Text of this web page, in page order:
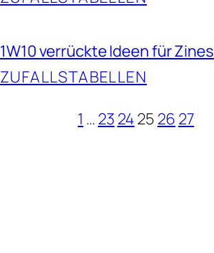
1W10 verrückte Ideen für Zines
ZUFALLSTABELLEN
1 … 23 24 25 26 27